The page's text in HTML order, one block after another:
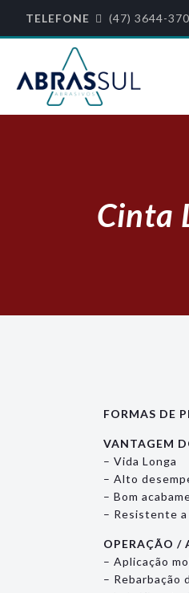
TELEFONE (47) 3644-
Cinta
FORMAS DE
VANTAGEM
– Vida Longa
– Alto
– Bom
– Resistente
OPERAÇÃO /
– Aplicação
– Rebarbação